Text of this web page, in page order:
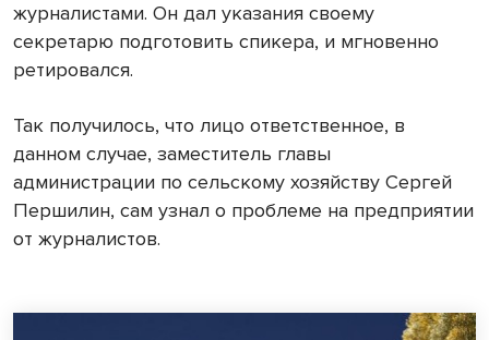
журналистами. Он дал указания своему
секретарю подготовить спикера, и мгновенно
ретировался.
Так получилось, что лицо ответственное, в
данном случае, заместитель главы
администрации по сельскому хозяйству Сергей
Першилин, сам узнал о проблеме на предприятии
от журналистов.